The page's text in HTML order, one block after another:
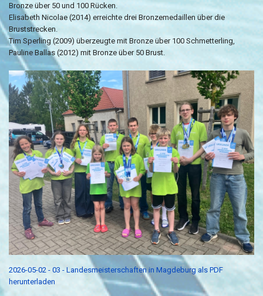
Bronze über 50 und 100 Rücken.
Elisabeth Nicolae (2014) erreichte drei Bronzemedaillen über die
Bruststrecken.
Tim Sperling (2009) überzeugte mit Bronze über 100 Schmetterling,
Pauline Ballas (2012) mit Bronze über 50 Brust.
2026-05-02 - 03 - Landesmeisterschaften in Magdeburg als PDF
herunterladen